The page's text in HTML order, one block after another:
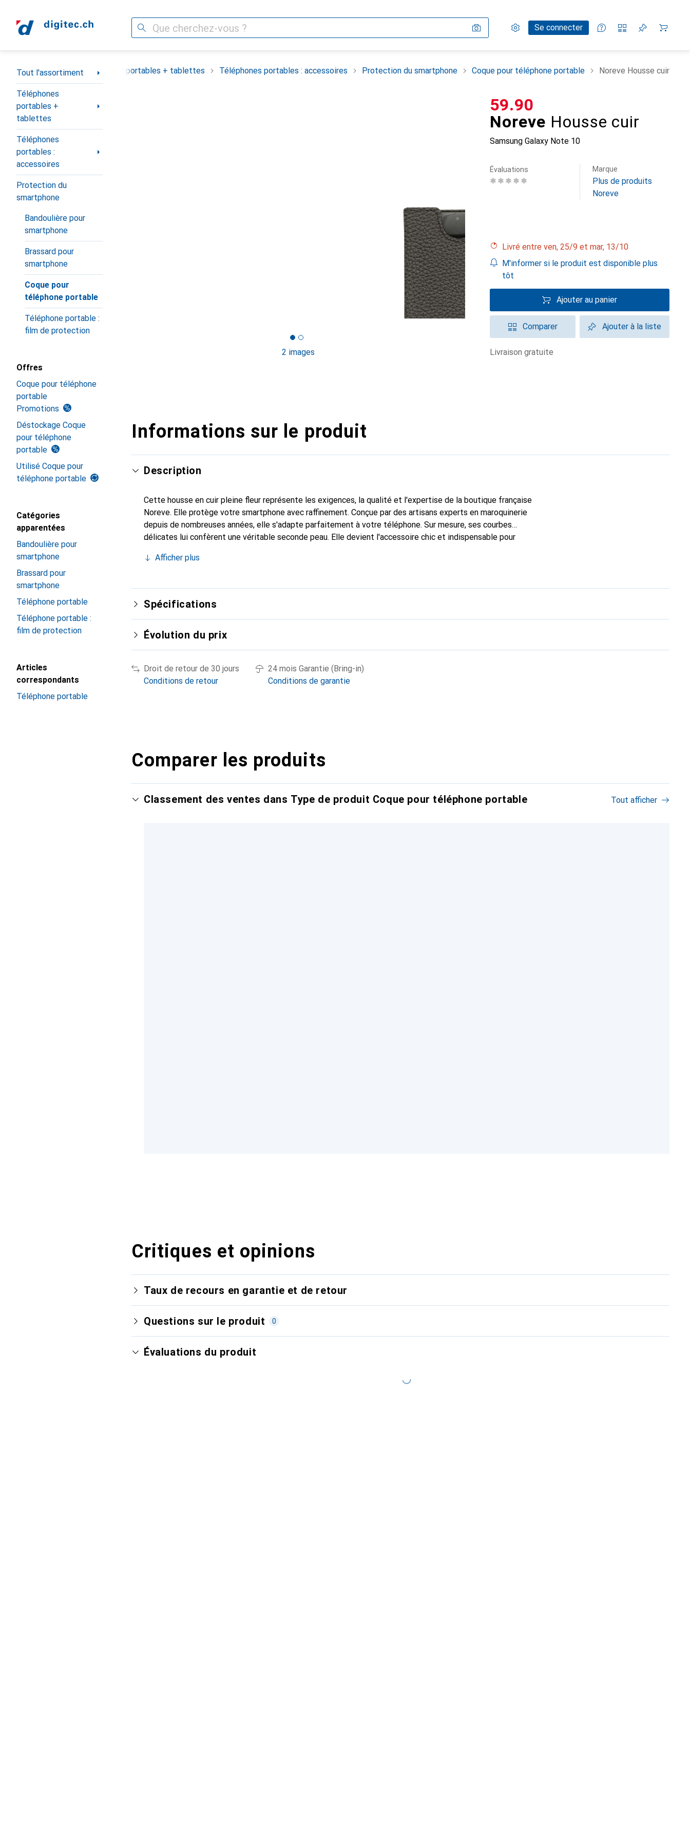
Recherche Paramètres
Compte clientSe connecter
Listes de comparaison
Listes d'envies
Panier
Navigation par catégorie
Tout l'assortiment
Téléphones
portables +
tablettes
Téléphones
portables :
accessoires
Protection du
smartphone
Bandoulière pour
smartphone
Brassard pour
smartphone
Coque pour
téléphone portable
Téléphone portable :
film de protection
Offres
Coque pour téléphone
portable
Promotions
Déstockage Coque
pour téléphone
portable
Utilisé Coque pour
téléphone portable
Catégories
apparentées
Bandoulière pour
smartphone
Brassard pour
smartphone
Téléphone portable
Téléphone portable :
film de protection
Articles
correspondants
Téléphone portable
Tout l'assortiment Téléphones portables + tablettes Téléphones portables : accessoires Protection du smartphone Coque pour téléphone portable Noreve Housse cuir
2 images
Noreve Housse cuir
Samsung Galaxy Note 10
CHF
59.90
Évaluations Marque
Plus de produits
Noreve
Livré entre ven, 25/9 et mar, 13/10
M'informer si le produit est disponible plus
tôt
Ajouter au panier
Comparer Ajouter à la liste
livraison gratuite
Informations sur le produit
Description
Cette housse en cuir pleine fleur représente les exigences, la qualité et l'expertise de la boutique française
Noreve. Elle protège votre smartphone avec raffinement. Conçue par des artisans experts en maroquinerie
depuis de nombreuses années, elle s'adapte parfaitement à votre téléphone. Sur mesure, ses courbes
délicates lui confèrent une véritable seconde peau. Elle devient l'accessoire chic et indispensable pour
choix sûr pour une clientèle exigeante.
Afficher plus
Spécifications
Évolution du prix
Droit de retour de 30 jours
Conditions de retour
24 mois Garantie (Bring-in)
Conditions de garantie
Comparer les produits
Classement des ventes dans Type de produit Coque pour téléphone portable Tout afficher
Critiques et opinions
Taux de recours en garantie et de retour
Questions sur le produit 0
Évaluations du produit